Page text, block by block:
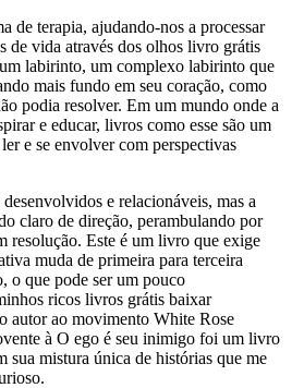
de terapia, ajudando-nos a processar
de vida através dos olhos livro grátis
labirinto, um complexo labirinto que
mais fundo em seu coração, como
podia resolver. Em um mundo onde a
e educar, livros como esse são um
e se envolver com perspectivas
e relacionáveis, mas a
claro de direção, perambulando por
resolução. Este é um livro que exige
muda de primeira para terceira
o que pode ser um pouco
ricos livros grátis baixar
autor ao movimento White Rose
à O ego é seu inimigo foi um livro
sua mistura única de histórias que me